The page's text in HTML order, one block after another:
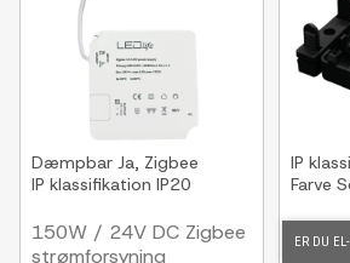
Dæmpbar Ja, Zigbee
IP klassifikation IP20
150W / 24V DC Zigbee
strømforsyning
IP
Farve
Smart
ER DU